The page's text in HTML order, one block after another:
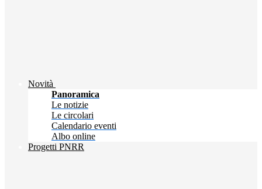
Novità
Panoramica
Le notizie
Le circolari
Calendario eventi
Albo online
Progetti PNRR